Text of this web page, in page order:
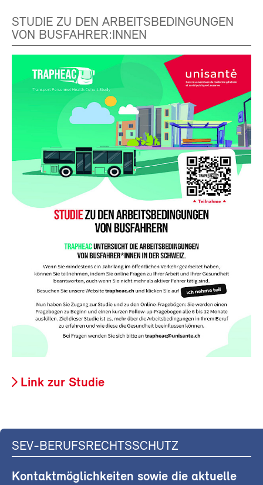
STUDIE ZU DEN ARBEITSBEDINGUNGEN
VON BUSFAHRER:INNEN
Link zur Studie
SEV-BERUFSRECHTSSCHUTZ
Kontaktmöglichkeiten sowie die aktuelle